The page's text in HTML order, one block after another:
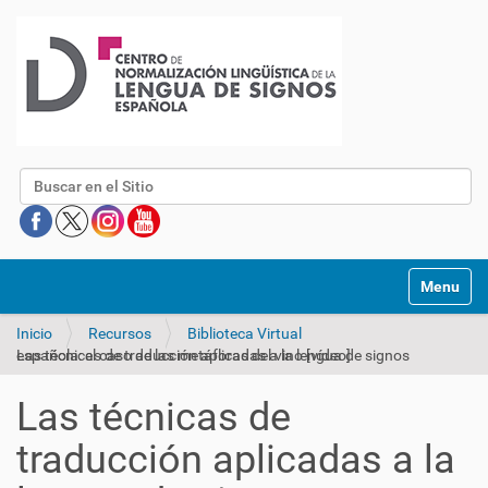
Buscar
Mostrar/
Inicio Recursos
Biblioteca Virtual
Las técnicas de traducción aplicadas a la lengua de signos española: el caso de las metáforas del vino [vídeo]
Las técnicas de
traducción aplicadas a la